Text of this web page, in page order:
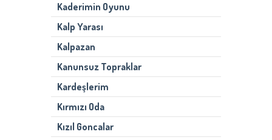
Kaderimin Oyunu
Kalp Yarası
Kalpazan
Kanunsuz Topraklar
Kardeşlerim
Kırmızı Oda
Kızıl Goncalar